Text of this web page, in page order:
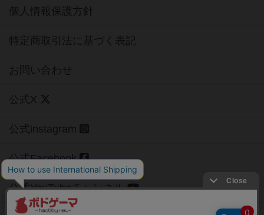
個人情報保護方針
特定商取引法に基づく表記
お問い合わせ
公式X
公式instagram
公式Facebook
公式YouTubeチャンネル